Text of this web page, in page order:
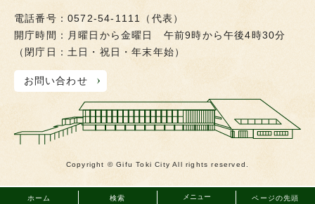
ホーム 検索 メニュー ページの先頭
電話番号：0572-54-1111（代表）
開庁時間：月曜日から金曜日 午前9時から午後4時30分
（閉庁日：土日・祝日・年末年始）
お問い合わせ
Copyright © Gifu Toki City All rights reserved.